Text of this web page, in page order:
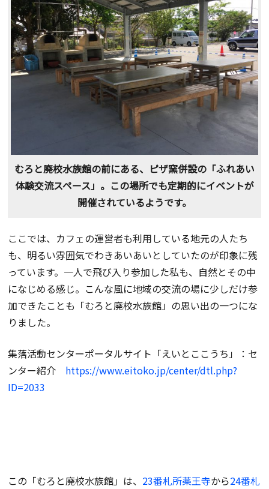
むろと廃校水族館の前にある、ピザ窯併設の「ふれあい
体験交流スペース」。この場所でも定期的にイベントが
開催されているようです。
ここでは、カフェの運営者も利用している地元の人たち
も、明るい雰囲気でわきあいあいとしていたのが印象に残
っています。一人で飛び入り参加した私も、自然とその中
になじめる感じ。こんな風に地域の交流の場に少しだけ参
加できたことも「むろと廃校水族館」の思い出の一つにな
りました。
集落活動センターポータルサイト「えいとここうち」：セ
ンター紹介 https://www.eitoko.jp/center/dtl.php?
ID=2033
この「むろと廃校水族館」は、 23番札所薬王寺から24番札